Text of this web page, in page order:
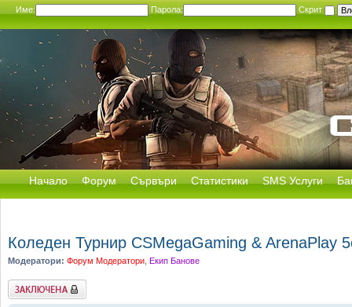
Име: Парола: Скрит
Начало Форум Сървъри Статистики SMS Услуги
Коледен Турнир CSMegaGaming & ArenaPlay
Модератори: Форум Модератори Екип Банове
Заключена